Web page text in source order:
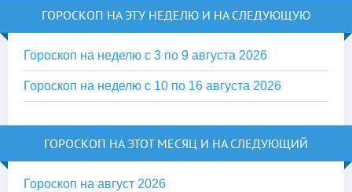
ГОРОСКОП НА ЭТУ НЕДЕЛЮ И НА СЛЕДУЮЩУЮ
Гороскоп на неделю с 3 по 9 августа 2026
Гороскоп на неделю с 10 по 16 августа 2026
ГОРОСКОП НА ЭТОТ МЕСЯЦ И НА СЛЕДУЮЩИЙ
Гороскоп на август 2026